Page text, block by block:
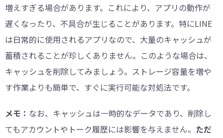
増えすぎる場合があります。これにより、アプリの動作が
遅くなったり、不具合が生じることがあります。特にLINE
は日常的に使用されるアプリなので、大量のキャッシュが
蓄積されることが珍しくありません。このような場合は、
キャッシュを削除してみましょう。ストレージ容量を増や
す作業よりも簡単で、すぐに実行可能な対処法です。
メモ： なお、キャッシュは一時的なデータであり、削除し
てもアカウントやトーク履歴には影響を与えません。 ただ